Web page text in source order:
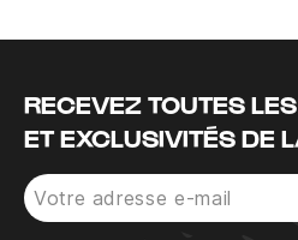
RECEVEZ TOUTES
ET EXCLUSIVITÉS DE